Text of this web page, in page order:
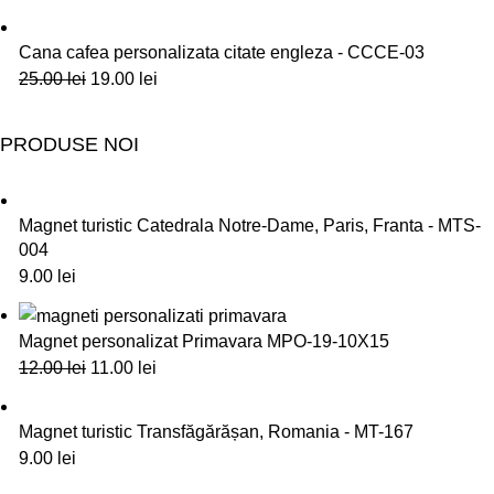
Cana cafea personalizata citate engleza - CCCE-03
25.00lei 19.00 lei
PRODUSE NOI
Magnet turistic Catedrala Notre-Dame, Paris, Franta - MTS-
004
9.00 lei
Magnet personalizat Primavara MPO-19-10X15
12.00lei 11.00 lei
Magnet turistic Transfăgărășan, Romania - MT-167
9.00 lei